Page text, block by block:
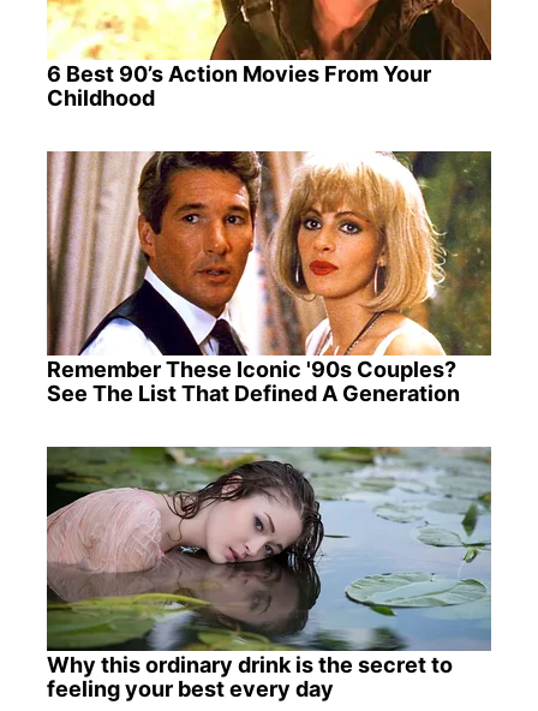
6 Best 90’s Action Movies From Your
Childhood
Remember These Iconic '90s Couples?
See The List That Defined A Generation
Why this ordinary drink is the secret to
feeling your best every day